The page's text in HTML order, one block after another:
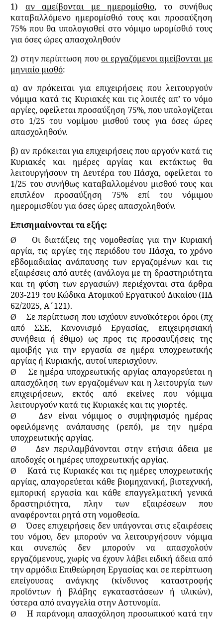
1) αν αμείβονται με ημερομίσθιο, το συνήθως
καταβαλλόμενο ημερομίσθιό τους και προσαύξηση
75% που θα υπολογισθεί στο νόμιμο ωρομίσθιό τους
για όσες ώρες απασχοληθούν
2) στην περίπτωση που οι εργαζόμενοι αμείβονται με
μηνιαίο μισθό:
α) αν πρόκειται για επιχειρήσεις που λειτουργούν
νόμιμα κατά τις Κυριακές και τις λοιπές απ’ το νόμο
αργίες, οφείλεται προσαύξηση 75%, που υπολογίζεται
στο 1/25 του νομίμου μισθού τους για όσες ώρες
απασχοληθούν.
β) αν πρόκειται για επιχειρήσεις που αργούν κατά τις
Κυριακές και ημέρες αργίας και εκτάκτως θα
λειτουργήσουν τη Δευτέρα του Πάσχα, οφείλεται το
1/25 του συνήθως καταβαλλομένου μισθού τους και
επιπλέον προσαύξηση 75% επί του νόμιμου
ημερομισθίου για όσες ώρες απασχοληθούν.
Επισημαίνονται τα εξής:
Ø
Οι διατάξεις της νομοθεσίας για την Κυριακή
αργία, τις αργίες της περιόδου του Πάσχα, το χρόνο
εβδομαδιαίας ανάπαυσης των εργαζομένων και τις
εξαιρέσεις από αυτές (ανάλογα με τη δραστηριότητα
και τη φύση των εργασιών) περιέχονται στα άρθρα
203-219 του Κώδικα Ατομικού Εργατικού Δικαίου (ΠΔ
62/2025, Α΄121).
Ø
Σε περίπτωση που ισχύουν ευνοϊκότεροι όροι (πχ
από ΣΣΕ, Κανονισμό Εργασίας, επιχειρησιακή
συνήθεια ή έθιμο) ως προς τις προσαυξήσεις της
αμοιβής για την εργασία σε ημέρα υποχρεωτικής
αργίας ή Κυριακής, αυτοί υπερισχύουν.
Ø
Σε ημέρα υποχρεωτικής αργίας απαγορεύεται η
απασχόληση των εργαζομένων και η λειτουργία των
επιχειρήσεων, εκτός από εκείνες που νόμιμα
λειτουργούν κατά τις Κυριακές και τις γιορτές.
Ø
Δεν είναι νόμιμος ο συμψηφισμός ημέρας
οφειλόμενης ανάπαυσης (ρεπό), με την ημέρα
υποχρεωτικής αργίας.
Ø
Δεν περιλαμβάνονται στην ετήσια άδεια με
αποδοχές οι ημέρες υποχρεωτικής αργίας.
Ø
Κατά τις Κυριακές και τις ημέρες υποχρεωτικής
αργίας, απαγορεύεται κάθε βιομηχανική, βιοτεχνική,
εμπορική εργασία και κάθε επαγγελματική γενικά
δραστηριότητα, πλην των εξαιρέσεων που
αναφέρονται ρητά στη νομοθεσία.
Ø
Όσες επιχειρήσεις δεν υπάγονται στις εξαιρέσεις
του νόμου, δεν μπορούν να λειτουργήσουν νόμιμα
και συνεπώς δεν μπορούν να απασχολούν
εργαζόμενους, χωρίς να έχουν λάβει ειδική άδεια από
την αρμόδια Επιθεώρηση Εργασίας και σε περίπτωση
επείγουσας ανάγκης (κίνδυνος καταστροφής
προϊόντων ή βλάβης εγκαταστάσεων ή υλικών),
ύστερα από αναγγελία στην Αστυνομία.
Ø
Η παράνομη απασχόληση προσωπικού κατά την